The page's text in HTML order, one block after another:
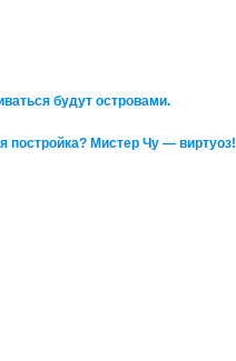
будут островами.
Мистер Чу — виртуоз!